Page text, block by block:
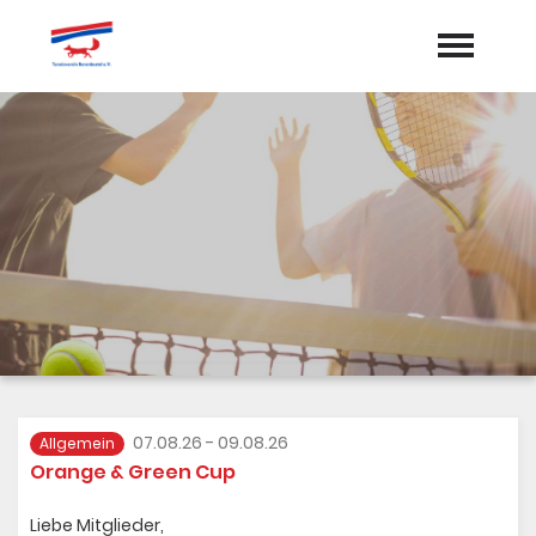
Startseite
Termine
Vorstand
Dokumente
Mannschaften
Allgemein 07.08.26 - 09.08.26
Orange & Green Cup
Liebe Mitglieder,